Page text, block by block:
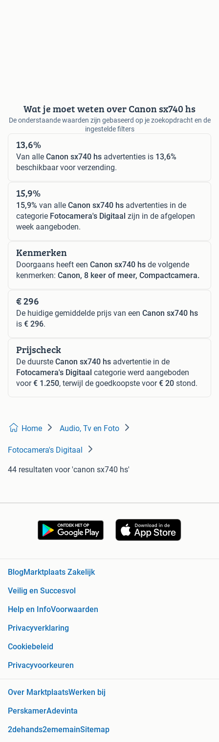
Wat je moet weten over Canon sx740 hs
De onderstaande waarden zijn gebaseerd op je zoekopdracht en de
ingestelde filters
13,6%
Van alle Canon sx740 hs advertenties is 13,6%
beschikbaar voor verzending.
15,9%
15,9% van alle Canon sx740 hs advertenties in de
categorie Fotocamera's Digitaal zijn in de afgelopen
week aangeboden.
Kenmerken
Doorgaans heeft een Canon sx740 hs de volgende
kenmerken: Canon, 8 keer of meer, Compactcamera.
€ 296
De huidige gemiddelde prijs van een Canon sx740 hs
is € 296.
Prijscheck
De duurste Canon sx740 hs advertentie in de
Fotocamera's Digitaal categorie werd aangeboden
voor€ 1.250, terwijl de goedkoopste voor€ 20 stond.
Home Audio, Tv en Foto
Fotocamera's Digitaal
44 resultaten voor 'canon sx740 hs'
Blog Marktplaats Zakelijk
Veilig en Succesvol
Help en InfoVoorwaarden
Privacyverklaring
Cookiebeleid
Privacyvoorkeuren
Over MarktplaatsWerken bij
PerskamerAdevinta
2dehands2ememainSitemap